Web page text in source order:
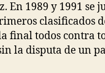
En 1989 y 1991 se
clasificados
final todos contra
la disputa de un